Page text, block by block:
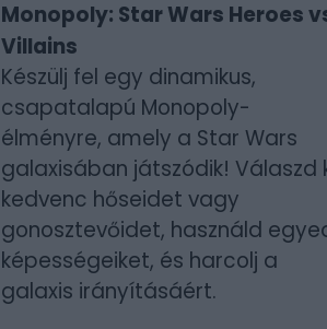
Monopoly: Star Wars Heroes
Villains
Készülj fel egy dinamikus,
csapatalapú Monopoly-
élményre, amely a Star Wars
galaxisában játszódik! Válaszd
kedvenc hőseidet vagy
gonosztevőidet, használd
képességeiket, és harcolj a
galaxis irányításáért.